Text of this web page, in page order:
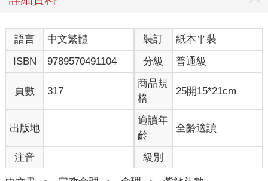
語言 中文繁體 裝訂
紙本平裝
ISBN
9789570491104 分級 普通級
頁數 317
商品規
格
25開15*21cm
出版地
適讀年
齡
全齡適讀
注音 級別